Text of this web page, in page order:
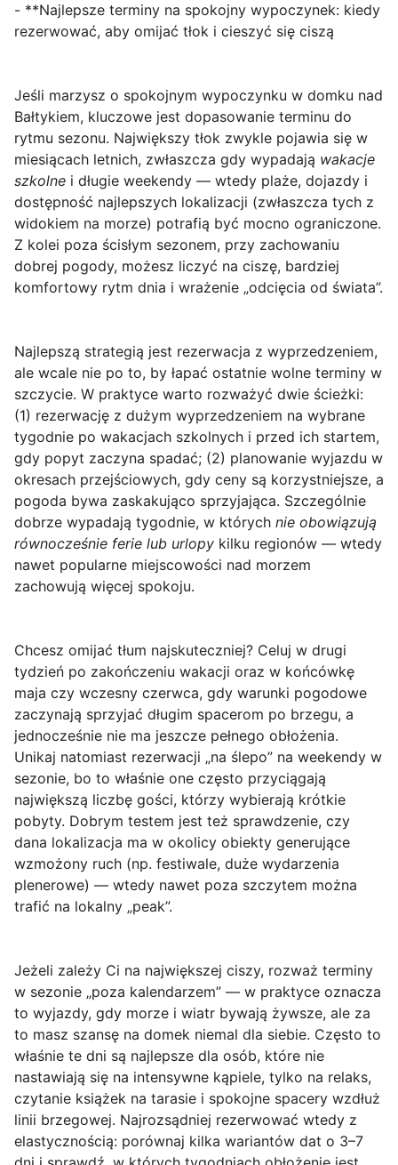
- **Najlepsze terminy na spokojny wypoczynek: kiedy
rezerwować, aby omijać tłok i cieszyć się ciszą
Jeśli marzysz o spokojnym wypoczynku w domku nad
Bałtykiem, kluczowe jest dopasowanie terminu do
rytmu sezonu. Największy tłok zwykle pojawia się w
miesiącach letnich, zwłaszcza gdy wypadają wakacje
szkolne i długie weekendy — wtedy plaże, dojazdy i
dostępność najlepszych lokalizacji (zwłaszcza tych z
widokiem na morze) potrafią być mocno ograniczone.
Z kolei poza ścisłym sezonem, przy zachowaniu
dobrej pogody, możesz liczyć na ciszę, bardziej
komfortowy rytm dnia i wrażenie „odcięcia od świata”.
Najlepszą strategią jest rezerwacja z wyprzedzeniem,
ale wcale nie po to, by łapać ostatnie wolne terminy w
szczycie. W praktyce warto rozważyć dwie ścieżki:
(1) rezerwację z dużym wyprzedzeniem na wybrane
tygodnie po wakacjach szkolnych i przed ich startem,
gdy popyt zaczyna spadać; (2) planowanie wyjazdu w
okresach przejściowych, gdy ceny są korzystniejsze, a
pogoda bywa zaskakująco sprzyjająca. Szczególnie
dobrze wypadają tygodnie, w których nie obowiązują
równocześnie ferie lub urlopy kilku regionów — wtedy
nawet popularne miejscowości nad morzem
zachowują więcej spokoju.
Chcesz omijać tłum najskuteczniej? Celuj w drugi
tydzień po zakończeniu wakacji oraz w końcówkę
maja czy wczesny czerwca, gdy warunki pogodowe
zaczynają sprzyjać długim spacerom po brzegu, a
jednocześnie nie ma jeszcze pełnego obłożenia.
Unikaj natomiast rezerwacji „na ślepo” na weekendy w
sezonie, bo to właśnie one często przyciągają
największą liczbę gości, którzy wybierają krótkie
pobyty. Dobrym testem jest też sprawdzenie, czy
dana lokalizacja ma w okolicy obiekty generujące
wzmożony ruch (np. festiwale, duże wydarzenia
plenerowe) — wtedy nawet poza szczytem można
trafić na lokalny „peak”.
Jeżeli zależy Ci na największej ciszy, rozważ terminy
w sezonie „poza kalendarzem” — w praktyce oznacza
to wyjazdy, gdy morze i wiatr bywają żywsze, ale za
to masz szansę na domek niemal dla siebie. Często to
właśnie te dni są najlepsze dla osób, które nie
nastawiają się na intensywne kąpiele, tylko na relaks,
czytanie książek na tarasie i spokojne spacery wzdłuż
linii brzegowej. Najrozsądniej rezerwować wtedy z
elastycznością: porównaj kilka wariantów dat o 3–7